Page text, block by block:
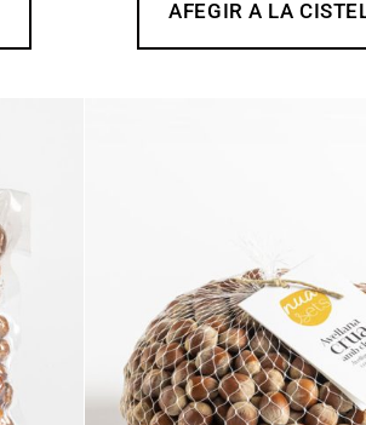
AFEGIR A LA